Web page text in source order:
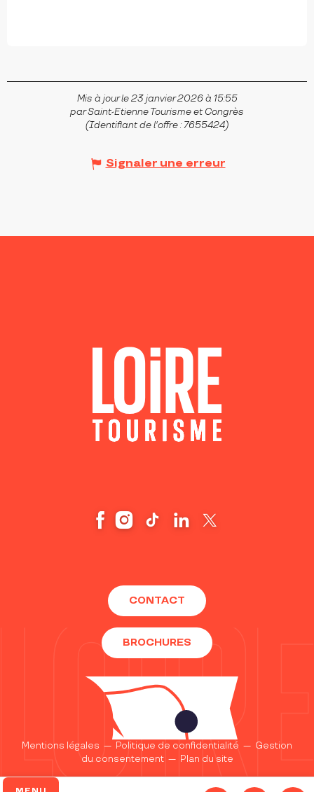
Mis à jour le 23 janvier 2026 à 15:55
par Saint-Etienne Tourisme et Congrès
(Identifiant de l'offre :7655424)
Signaler une erreur
CONTACT
BROCHURES
Mentions légales — Politique de confidentialité — Gestion
du consentement— Plan du site